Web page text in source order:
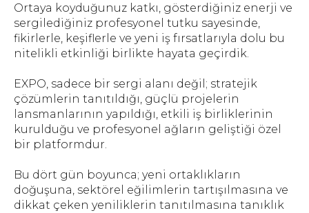
Ortaya koyduğunuz katkı, gösterdiğiniz enerji ve
sergilediğiniz profesyonel tutku sayesinde,
fikirlerle, keşiflerle ve yeni iş fırsatlarıyla dolu bu
nitelikli etkinliği birlikte hayata geçirdik.
EXPO, sadece bir sergi alanı değil; stratejik
çözümlerin tanıtıldığı, güçlü projelerin
lansmanlarının yapıldığı, etkili iş birliklerinin
kurulduğu ve profesyonel ağların geliştiği özel
bir platformdur.
Bu dört gün boyunca; yeni ortaklıkların
doğuşuna, sektörel eğilimlerin tartışılmasına ve
dikkat çeken yeniliklerin tanıtılmasına tanıklık